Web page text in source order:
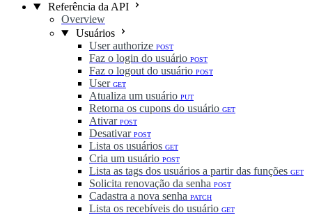
Referência da API
Overview
Usuários
User authorize POST
Faz o login do usuário POST
Faz o logout do usuário POST
User GET
Atualiza um usuário PUT
Retorna os cupons do usuário GET
Ativar POST
Desativar POST
Lista os usuários GET
Cria um usuário POST
Lista as tags dos usuários a partir das funções GET
Solicita renovação da senha POST
Cadastra a nova senha PATCH
Lista os recebíveis do usuário GET